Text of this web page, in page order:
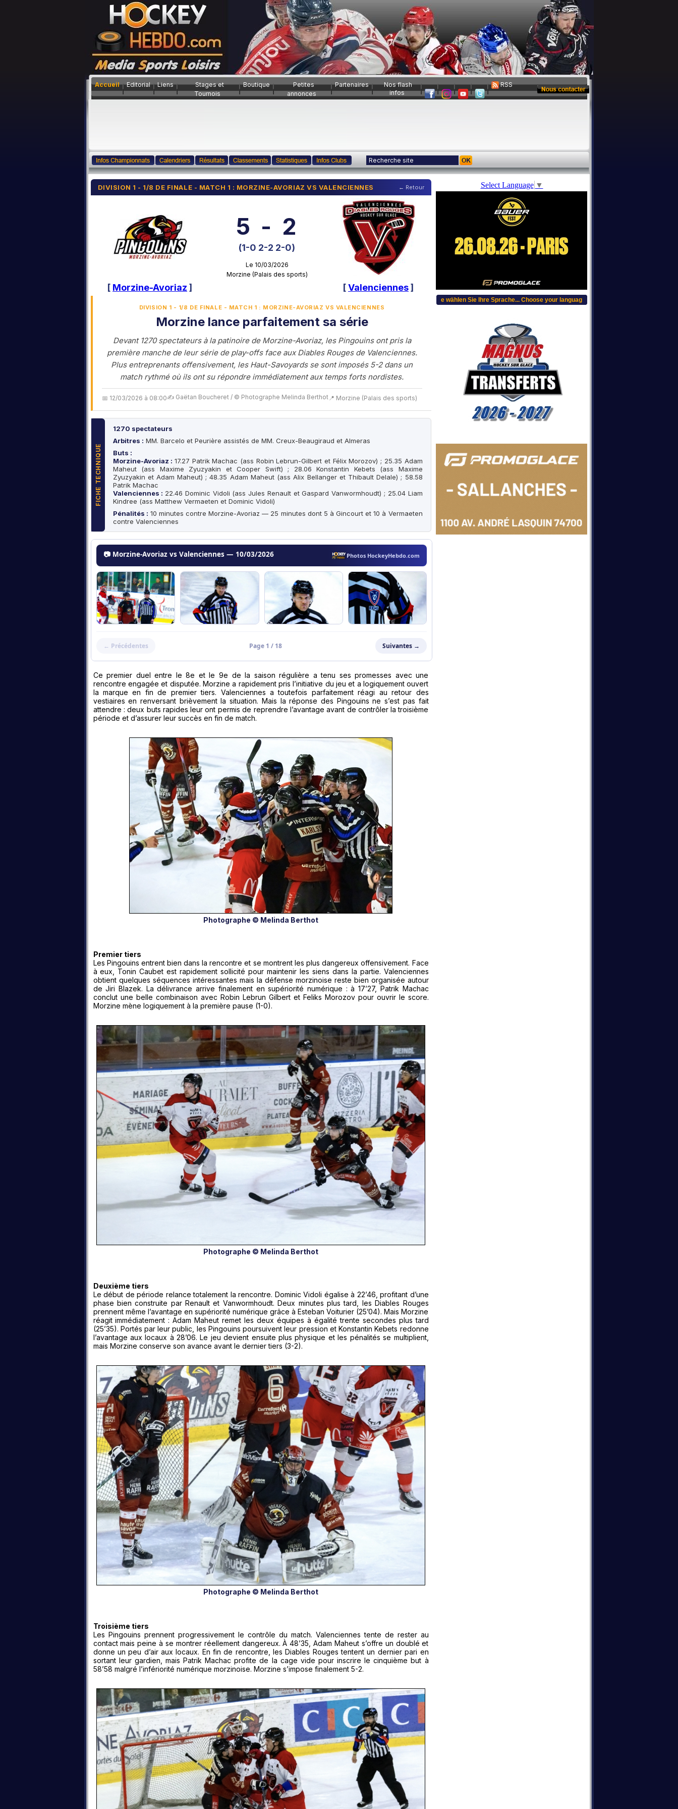
Accueil Editorial Liens
Stages et
Tournois
Boutique
Petites
annonces
Partenaires
Nos flash
infos
RSS
DIVISION 1 - 1/8 DE FINALE - MATCH 1 : MORZINE-AVORIAZ VS VALENCIENNES ← Retour
5 - 2
(1-0 2-2 2-0)
Le 10/03/2026
Morzine (Palais des sports)
[ Morzine-Avoriaz ] [Valenciennes]
DIVISION 1 - 1/8 DE FINALE - MATCH 1 : MORZINE-AVORIAZ VS VALENCIENNES
Morzine lance parfaitement sa série
Devant 1270 spectateurs à la patinoire de Morzine-Avoriaz, les Pingouins ont pris la
première manche de leur série de play-offs face aux Diables Rouges de Valenciennes.
Plus entreprenants offensivement, les Haut-Savoyards se sont imposés 5-2 dans un
match rythmé où ils ont su répondre immédiatement aux temps forts nordistes.
📅 12/03/2026 à 08:00✍️ Gaëtan Boucheret / © Photographe Melinda Berthot📍 Morzine (Palais des sports)
FICHE TECHNIQUE
1270 spectateurs
Arbitres : MM. Barcelo et Peurière assistés de MM. Creux-Beaugiraud et Almeras
Buts :
Morzine-Avoriaz : 17.27 Patrik Machac (ass Robin Lebrun-Gilbert et Félix Morozov) ; 25.35 Adam
Maheut (ass Maxime Zyuzyakin et Cooper Swift) ; 28.06 Konstantin Kebets (ass Maxime
Zyuzyakin et Adam Maheut) ; 48.35 Adam Maheut (ass Alix Bellanger et Thibault Delale) ; 58.58
Patrik Machac
Valenciennes : 22.46 Dominic Vidoli (ass Jules Renault et Gaspard Vanwormhoudt) ; 25.04 Liam
Kindree (ass Matthew Vermaeten et Dominic Vidoli)
Pénalités : 10 minutes contre Morzine-Avoriaz — 25 minutes dont 5 à Gincourt et 10 à Vermaeten
contre Valenciennes
Ce premier duel entre le 8e et le 9e de la saison régulière a tenu ses promesses avec une
rencontre engagée et disputée. Morzine a rapidement pris l’initiative du jeu et a logiquement ouvert
la marque en fin de premier tiers. Valenciennes a toutefois parfaitement réagi au retour des
vestiaires en renversant brièvement la situation. Mais la réponse des Pingouins ne s’est pas fait
attendre : deux buts rapides leur ont permis de reprendre l’avantage avant de contrôler la troisième
période et d’assurer leur succès en fin de match.
Photographe © Melinda Berthot
Premier tiers
Les Pingouins entrent bien dans la rencontre et se montrent les plus dangereux offensivement. Face
à eux, Tonin Caubet est rapidement sollicité pour maintenir les siens dans la partie. Valenciennes
obtient quelques séquences intéressantes mais la défense morzinoise reste bien organisée autour
de Jiri Blazek. La délivrance arrive finalement en supériorité numérique : à 17’27, Patrik Machac
conclut une belle combinaison avec Robin Lebrun Gilbert et Feliks Morozov pour ouvrir le score.
Morzine mène logiquement à la première pause (1-0).
Photographe © Melinda Berthot
Deuxième tiers
Le début de période relance totalement la rencontre. Dominic Vidoli égalise à 22’46, profitant d’une
phase bien construite par Renault et Vanwormhoudt. Deux minutes plus tard, les Diables Rouges
prennent même l’avantage en supériorité numérique grâce à Esteban Voiturier (25’04). Mais Morzine
réagit immédiatement : Adam Maheut remet les deux équipes à égalité trente secondes plus tard
(25’35). Portés par leur public, les Pingouins poursuivent leur pression et Konstantin Kebets redonne
l’avantage aux locaux à 28’06. Le jeu devient ensuite plus physique et les pénalités se multiplient,
mais Morzine conserve son avance avant le dernier tiers (3-2).
Photographe © Melinda Berthot
Troisième tiers
Les Pingouins prennent progressivement le contrôle du match. Valenciennes tente de rester au
contact mais peine à se montrer réellement dangereux. À 48’35, Adam Maheut s’offre un doublé et
donne un peu d’air aux locaux. En fin de rencontre, les Diables Rouges tentent un dernier pari en
sortant leur gardien, mais Patrik Machac profite de la cage vide pour inscrire le cinquième but à
58’58 malgré l’infériorité numérique morzinoise. Morzine s’impose finalement 5-2.
Select Language ▼
...Bitte wählen Sie Ihre Sprache... Choose your language in just one click... Choisissez votre